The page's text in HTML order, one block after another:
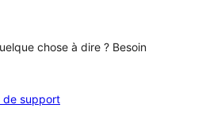
chose à dire ? Besoin
de support